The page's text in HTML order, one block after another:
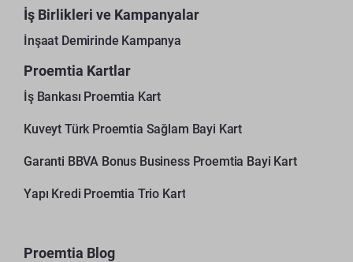
İş Birlikleri ve Kampanyalar
İnşaat Demirinde Kampanya
Proemtia Kartlar
İş Bankası Proemtia Kart
Kuveyt Türk Proemtia Sağlam Bayi Kart
Garanti BBVA Bonus Business Proemtia Bayi Kart
Yapı Kredi Proemtia Trio Kart
Proemtia Blog